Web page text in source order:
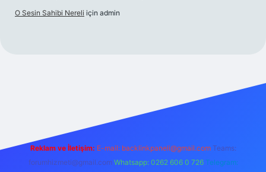
O Sesin Sahibi Nereli için admin
Reklam ve İletişim: E-mail: backlinkpaneli@gmail.com Teams:
forumhizmeti@gmail.com Whatsapp: 0262 606 0 726 Telegram: